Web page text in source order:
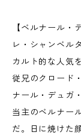
【ベルナール
レ・シャンベル
カルト的な人気
従兄のクロード
ナール・デュガ
当主のベルナー
だ。日に焼けた